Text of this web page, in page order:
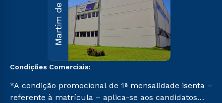
Martim de Sá
Condições Comerciais:
*A condição promocional de 1ª mensalidade isenta –
referente à matrícula – aplica-se aos candidatos